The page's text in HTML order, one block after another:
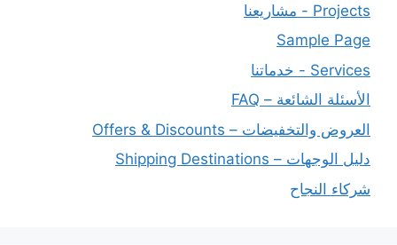
Projects - مشاريعنا
Sample Page
Services - خدماتنا
الأسئلة الشائعة – FAQ
العروض والتخفيضات – Offers & Discounts
دليل الوجهات – Shipping Destinations
شركاء النجاح